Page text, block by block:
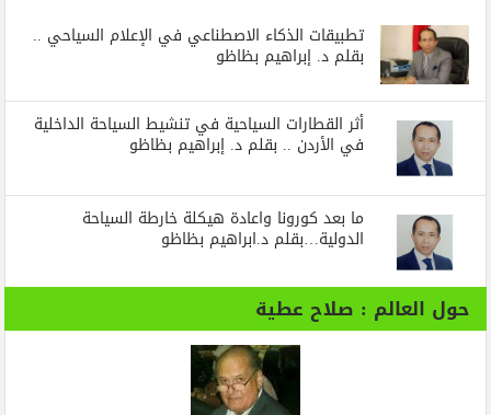
تطبيقات الذكاء الاصطناعي في الإعلام السياحي ..
بقلم د. إبراهيم بظاظو
أثر القطارات السياحية في تنشيط السياحة الداخلية
في الأردن .. بقلم د. إبراهيم بظاظو
ما بعد كورونا واعادة هيكلة خارطة السياحة
الدولية…بقلم د.ابراهيم بظاظو
حول العالم : صلاح عطية